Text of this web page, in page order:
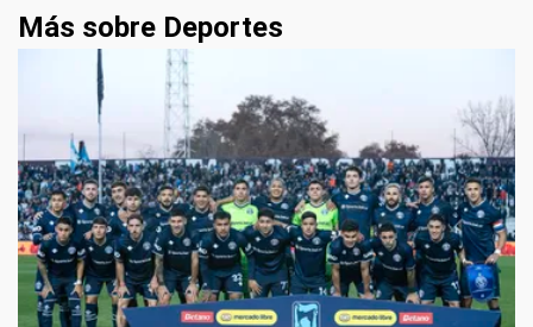
Más sobre Deportes